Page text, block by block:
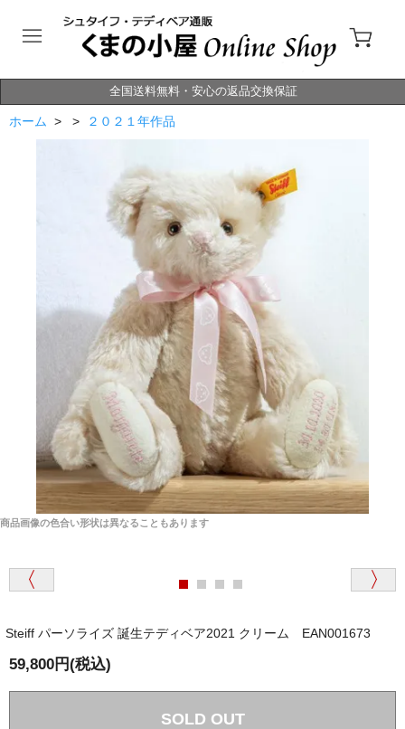
全国送料無料・安心の返品交換保証
ホーム > > ２０２１年作品
商品画像の色合い形状は異なることもあります
Steiff パーソライズ 誕生テディベア2021 クリーム EAN001673
59,800円(税込)
SOLD OUT